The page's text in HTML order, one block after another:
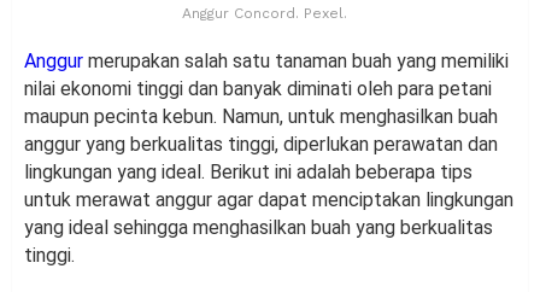
Anggur Concord. Pexel.
Anggur merupakan salah satu tanaman buah yang memiliki
nilai ekonomi tinggi dan banyak diminati oleh para petani
maupun pecinta kebun. Namun, untuk menghasilkan buah
anggur yang berkualitas tinggi, diperlukan perawatan dan
lingkungan yang ideal. Berikut ini adalah beberapa tips
untuk merawat anggur agar dapat menciptakan lingkungan
yang ideal sehingga menghasilkan buah yang berkualitas
tinggi.